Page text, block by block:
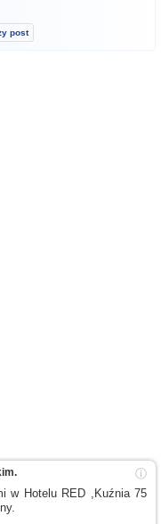
post
ⓘ
w HoteluRED ,Kuźnia 75